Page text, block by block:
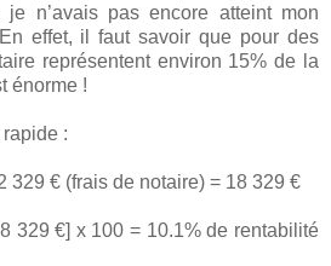
je n’avais pas encore atteint mon
effet, il faut savoir que pour des
représentent environ 15% de la
énorme !
:
329 € (frais de notaire) = 18 329 €
329 €] x 100 = 10.1% de rentabilité